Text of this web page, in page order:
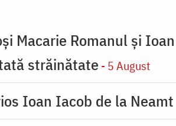
Macarie Romanul și
străinătate - 5 August
Ioan Iacob de la